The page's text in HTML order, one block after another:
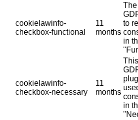
cookielawinfo-
checkbox-functional
11
months
to
in
cookielawinfo-
checkbox-necessary
11
months
in